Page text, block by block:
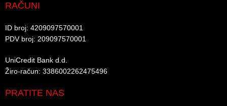
RAČUNI
ID broj: 4209097570001​
PDV broj: 209097570001 ​
UniCredit Bank d.d.​
Žiro-račun: 3386002262475496​​
PRATITE NAS